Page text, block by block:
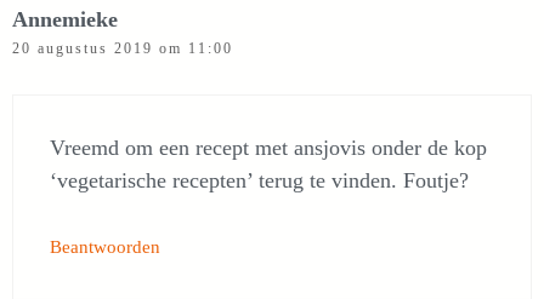
Annemieke
20 augustus 2019 om 11:00
Vreemd om een recept met ansjovis onder de kop
‘vegetarische recepten’ terug te vinden. Foutje?
Beantwoorden